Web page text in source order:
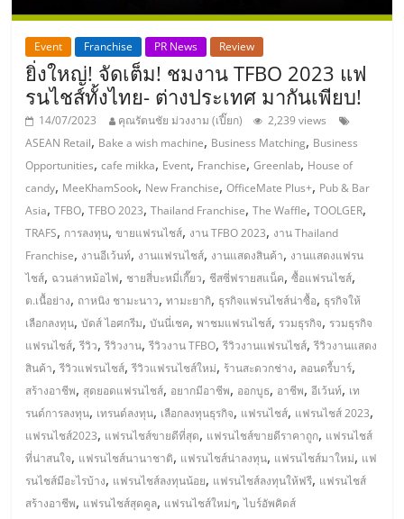
SME
แห่ง
ประเทศไทย,
ThaiSMEsCenter,
รวม
ธุรกิจ
มอี
ไทย,
SMEs,
แฟ
ไชส์,
แฟ
รน
ไชส์,
รวม
แฟ
รน
ไชส์
Event Franchise PR News Review
ยิ่งใหญ่! จัดเต็ม! ชมงาน TFBO 2023 แฟ
รนไชส์ทั้งไทย- ต่างประเทศ มากันเพียบ!
14/07/2023 คุณรัตนชัย ม่วงงาม (เปี๊ยก)
2,239 views
ASEAN Retail, Bake a wish machine, Business Matching, Business
Opportunities,cafe mikka, Event, Franchise,Greenlab, House of
candy, MeeKhamSook, New Franchise,OfficeMate Plus+, Pub & Bar
Asia,TFBO,TFBO 2023,Thailand Franchise,The Waffle,TOOLGER,
TRAFS, การลงทุน,ขายแฟรนไชส์, งาน TFBO 2023, งาน Thailand
Franchise, งานอีเว้นท์, งานแฟรนไชส์, งานแสดงสินค้า, งานแสดงแฟรน
ไชส์, ฉวนล่าหม้อไฟ, ชายสี่บะหมี่เกี๊ยว, ชีสซี่ฟรายสแน็ค,ซื้อแฟรนไชส์,
ต.เนื้อย่าง, ถาหนิง ชามะนาว,ทามะยากิ, ธุรกิจแฟรนไชส์น่าซื้อ, ธุรกิจให้
เลือกลงทุน,บัดส์ ไอศกรีม,บันนี่เชค,พาชมแฟรนไชส์, รวมธุรกิจ, รวมธุรกิจ
แฟรนไชส์,รีวิว,รีวิวงาน,รีวิวงาน TFBO,รีวิวงานแฟรนไชส์,รีวิวงานแสดง
สินค้า,รีวิวแฟรนไชส์,รีวิวแฟรนไชส์ใหม่, ร้านสะดวกช่าง, ลอนดรี้บาร์,
สร้างอาชีพ, สุดยอดแฟรนไชส์, อยากมีอาชีพ, ออกบูธ, อาชีพ,อีเว้นท์, เท
รนด์การลงทุน, เทรนด์ลงทุน, เลือกลงทุนธุรกิจ, แฟรนไชส์, แฟรนไชส์ 2023,
แฟรนไชส์2023, แฟรนไชส์ขายดีที่สุด, แฟรนไชส์ขายดีราคาถูก, แฟรนไชส์
ที่น่าสนใจ, แฟรนไชส์นานาชาติ, แฟรนไชส์น่าลงทุน, แฟรนไชส์มาใหม่, แฟ
รนไชส์มีอะไรบ้าง, แฟรนไชส์ลงทุนน้อย, แฟรนไชส์ลงทุนให้ฟรี, แฟรนไชส์
สร้างอาชีพ, แฟรนไชส์สุดคูล, แฟรนไชส์ใหม่ๆ,ไบร์อัพคิดส์